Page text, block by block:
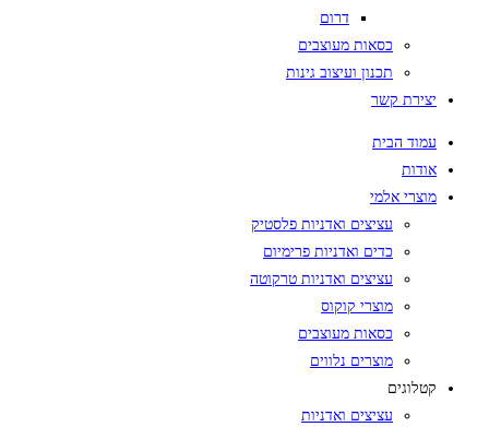
דרום
כסאות מעוצבים
תכנון ועיצוב גינות
יצירת קשר
עמוד הבית
אודות
מוצרי אלמי
עציצים ואדניות פלסטיק
כדים ואדניות פרימיום
עציצים ואדניות טרקוטה
מוצרי קוקוס
כסאות מעוצבים
מוצרים נלווים
קטלוגים
עציצים ואדניות